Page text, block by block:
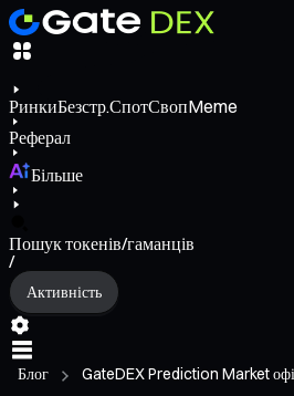
РинкиБезстр.СпотСвопMeme
Реферал
Більше
Пошук токенів/гаманців
/
Активність
Блог GateDEX Prediction Market